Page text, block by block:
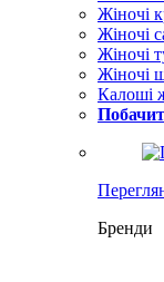
Жіночі
Жіночі
Жіночі
Жіночі
Калоші
Бренди